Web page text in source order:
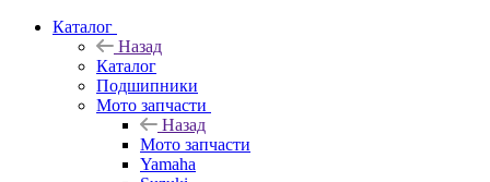
Каталог
Назад
Каталог
Подшипники
Мото запчасти
Назад
Мото запчасти
Yamaha